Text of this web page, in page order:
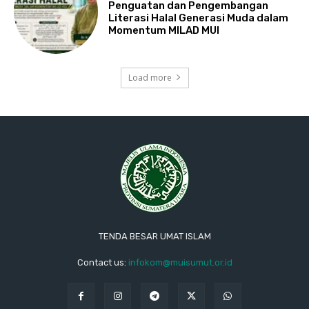
Penguatan dan Pengembangan
Literasi Halal Generasi Muda dalam
Momentum MILAD MUI
Load more
TENDA BESAR UMAT ISLAM
Contact us: infokom@muisumut.or.id